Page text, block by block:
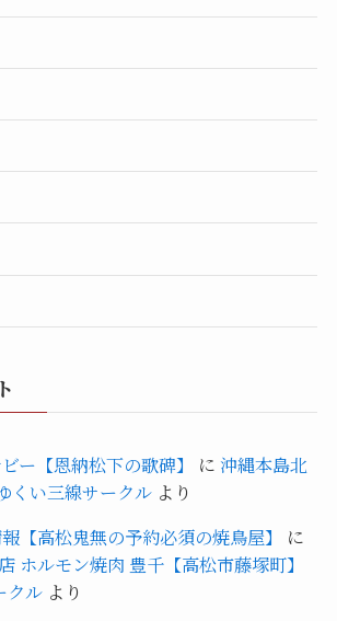
ー【恩納松下の歌碑】 に 沖縄本島北
くい三線サークルより
【高松鬼無の予約必須の焼鳥屋】
に
ホルモン焼肉 豊千【高松市藤塚町】
クルより